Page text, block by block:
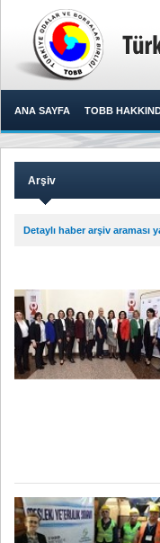
ANA SAYFA TOBB
Arşiv
Detaylı haber arşiv araması